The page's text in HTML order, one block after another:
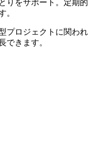
りをサポート。定期的
。
プロジェクトに関われ
できます。